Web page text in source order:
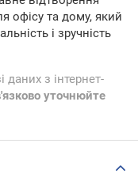
офісу та дому, який
і зручність
з інтернет-
уточнюйте